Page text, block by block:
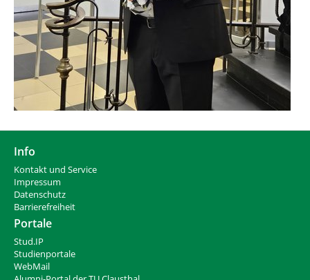
Info
Kontakt und Service
Impressum
Datenschutz
Barrierefreiheit
Portale
Stud.IP
Studienportale
WebMail